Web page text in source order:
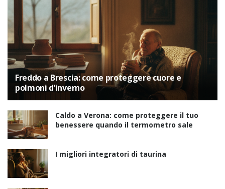
Freddo a Brescia: come proteggere cuore e
polmoni d’inverno
Caldo a Verona: come proteggere il tuo
benessere quando il termometro sale
I migliori integratori di taurina